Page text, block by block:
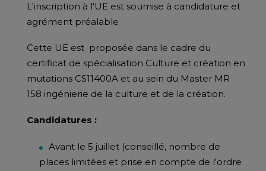
L'inscription à l'UE est soumise à candidature et
agrément préalable
Cette UE est proposée dans le cadre du
certificat de spécialisation Culture et création en
mutations CS11400A et au sein du Master MR
158 ingénierie de la culture et de la création.
Candidatures :
Avant le 5 juillet (conseillé, nombre de
places limitées et prise en compte de l'ordre